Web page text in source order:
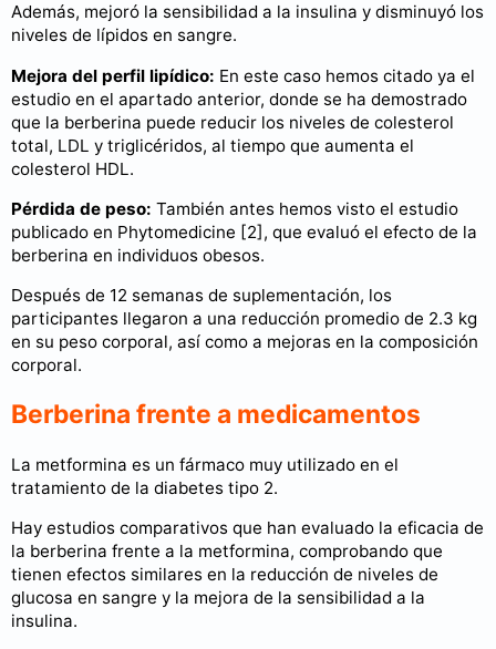
Además, mejoró la sensibilidad a la insulina y disminuyó los
niveles de lípidos en sangre.
Mejora del perfil lipídico: En este caso hemos citado ya el
estudio en el apartado anterior, donde se ha demostrado
que la berberina puede reducir los niveles de colesterol
total, LDL y triglicéridos, al tiempo que aumenta el
colesterol HDL.
Pérdida de peso: También antes hemos visto el estudio
publicado en Phytomedicine [2], que evaluó el efecto de la
berberina en individuos obesos.
Después de 12 semanas de suplementación, los
participantes llegaron a una reducción promedio de 2.3 kg
en su peso corporal, así como a mejoras en la composición
corporal.
Berberina frente a medicamentos
La metformina es un fármaco muy utilizado en el
tratamiento de la diabetes tipo 2.
Hay estudios comparativos que han evaluado la eficacia de
la berberina frente a la metformina, comprobando que
tienen efectos similares en la reducción de niveles de
glucosa en sangre y la mejora de la sensibilidad a la
insulina.